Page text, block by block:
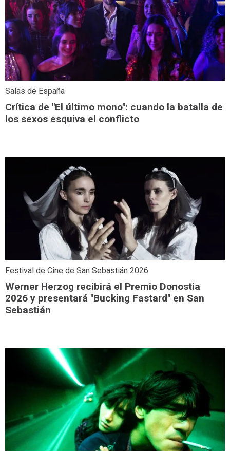
Salas de España
Crítica de "El último mono": cuando la batalla de
los sexos esquiva el conflicto
Festival de Cine de San Sebastián 2026
Werner Herzog recibirá el Premio Donostia
2026 y presentará "Bucking Fastard" en San
Sebastián